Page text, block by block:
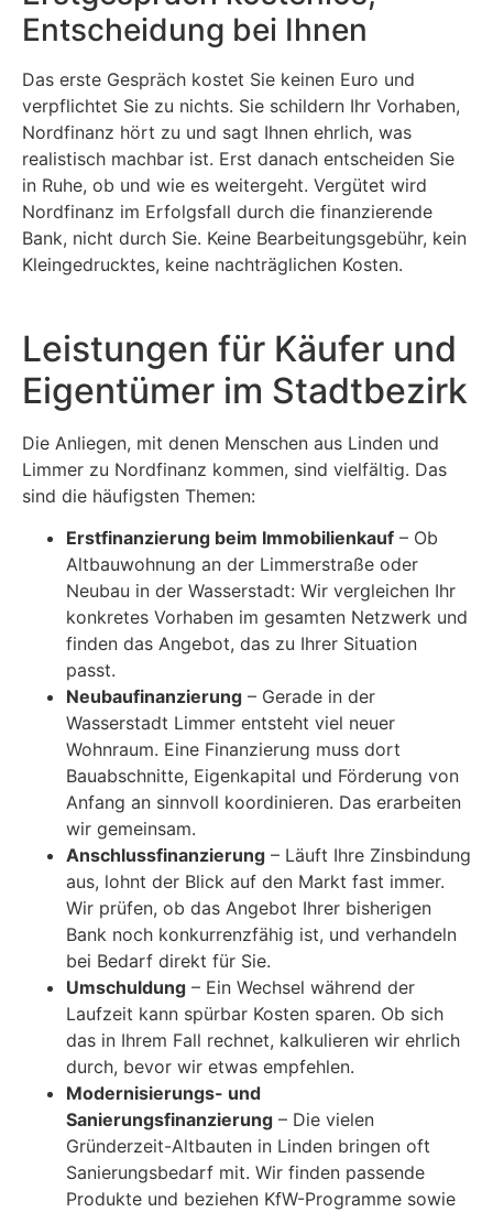
Entscheidung bei Ihnen
Das erste Gespräch kostet Sie keinen Euro und
verpflichtet Sie zu nichts. Sie schildern Ihr Vorhaben,
Nordfinanz hört zu und sagt Ihnen ehrlich, was
realistisch machbar ist. Erst danach entscheiden Sie
in Ruhe, ob und wie es weitergeht. Vergütet wird
Nordfinanz im Erfolgsfall durch die finanzierende
Bank, nicht durch Sie. Keine Bearbeitungsgebühr, kein
Kleingedrucktes, keine nachträglichen Kosten.
Leistungen für Käufer und
Eigentümer im Stadtbezirk
Die Anliegen, mit denen Menschen aus Linden und
Limmer zu Nordfinanz kommen, sind vielfältig. Das
sind die häufigsten Themen:
Erstfinanzierung beim Immobilienkauf – Ob
Altbauwohnung an der Limmerstraße oder
Neubau in der Wasserstadt: Wir vergleichen Ihr
konkretes Vorhaben im gesamten Netzwerk und
finden das Angebot, das zu Ihrer Situation
passt.
Neubaufinanzierung – Gerade in der
Wasserstadt Limmer entsteht viel neuer
Wohnraum. Eine Finanzierung muss dort
Bauabschnitte, Eigenkapital und Förderung von
Anfang an sinnvoll koordinieren. Das erarbeiten
wir gemeinsam.
Anschlussfinanzierung – Läuft Ihre Zinsbindung
aus, lohnt der Blick auf den Markt fast immer.
Wir prüfen, ob das Angebot Ihrer bisherigen
Bank noch konkurrenzfähig ist, und verhandeln
bei Bedarf direkt für Sie.
Umschuldung – Ein Wechsel während der
Laufzeit kann spürbar Kosten sparen. Ob sich
das in Ihrem Fall rechnet, kalkulieren wir ehrlich
durch, bevor wir etwas empfehlen.
Modernisierungs- und
Sanierungsfinanzierung – Die vielen
Gründerzeit-Altbauten in Linden bringen oft
Sanierungsbedarf mit. Wir finden passende
Produkte und beziehen KfW-Programme sowie